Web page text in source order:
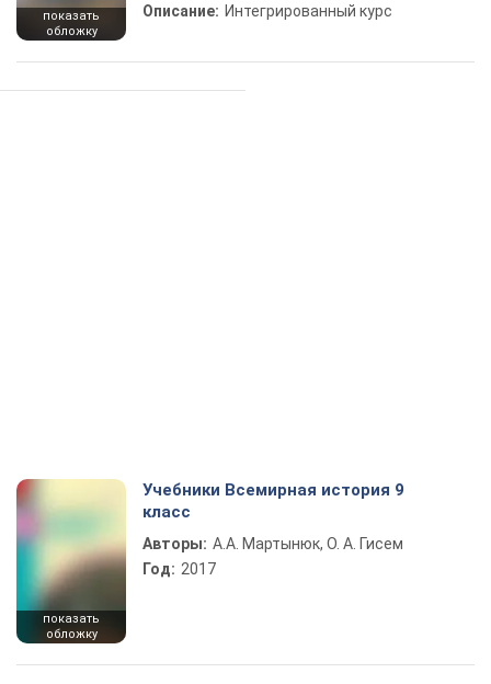
показать
обложку
Описание: Интегрированный курс
показать
обложку
Учебники Всемирная история 9
класс
Авторы: А.А. Мартынюк, О. А. Гисем
Год: 2017